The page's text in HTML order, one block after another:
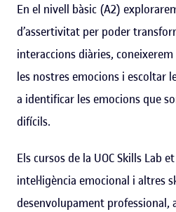
En el nivell bàsic (A2)
d’assertivitat per poder
interaccions diàries,
les nostres emocions i escoltar
a identificar les emocions que
difícils.
Els cursos de la UOC Skills Lab
intel·ligència emocional i altres
desenvolupament professional,